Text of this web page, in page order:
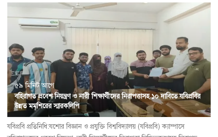
৫৯ মিনিট আগে
বহিরাগত প্রবেশ নিয়ন্ত্রণ ও নারী শিক্ষার্থীদের নিরাপত্তাসহ ১০ দাবিতে যবিপ্রবির
উন্নত মমশিরের স্মারকলিপি
যবিপ্রবি প্রতিনিধি:যশোর বিজ্ঞান ও প্রযুক্তি বিশ্ববিদ্যালয় (যবিপ্রবি) ক্যাম্পাসে